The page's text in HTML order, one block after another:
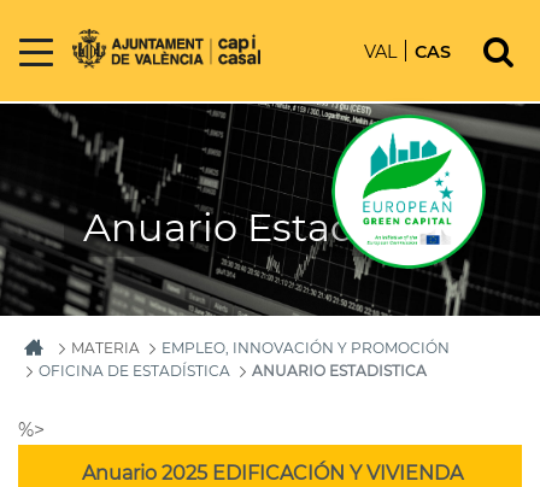
VAL CAS
Anuario Estadistica
MATERIA
EMPLEO, INNOVACIÓN Y PROMOCIÓN
OFICINA DE ESTADÍSTICA
ANUARIO ESTADISTICA
%>
Anuario 2025 EDIFICACIÓN Y VIVIENDA